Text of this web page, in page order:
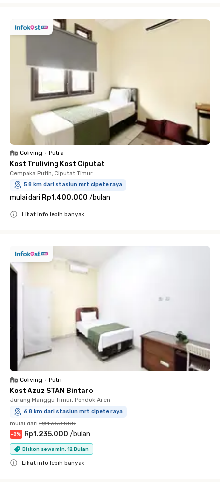
Coliving • Putra
Kost Truliving Kost Ciputat
Cempaka Putih, Ciputat Timur
5.8 km dari stasiun mrt cipete raya
mulai dari Rp1.400.000 /bulan
Lihat info lebih banyak
Coliving • Putri
Kost Azuz STAN Bintaro
Jurang Manggu Timur, Pondok Aren
6.8 km dari stasiun mrt cipete raya
mulai dari Rp1.350.000
-8% Rp1.235.000 /bulan
Diskon sewa min. 12 Bulan
Lihat info lebih banyak